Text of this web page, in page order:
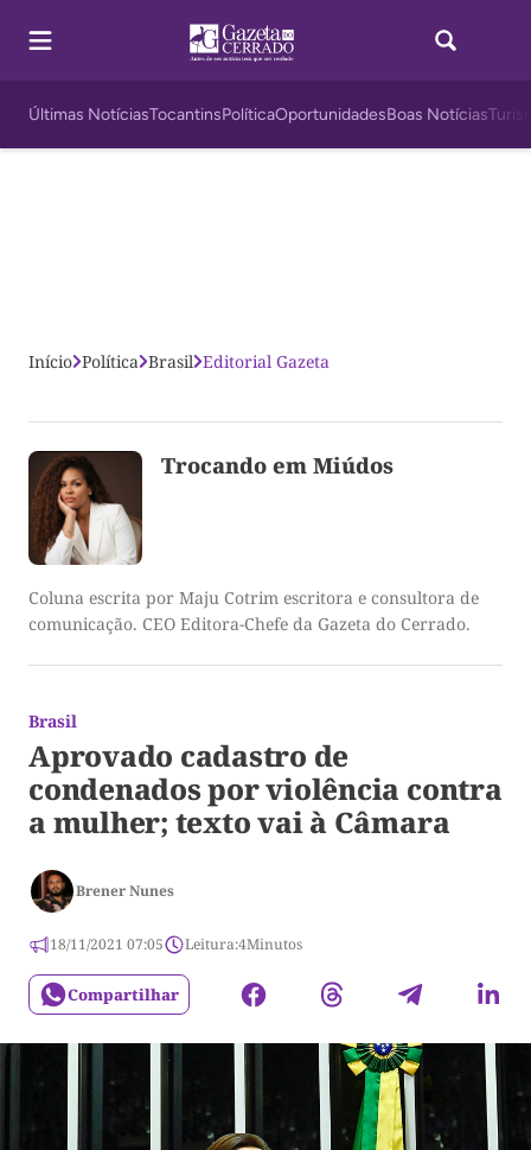
Últimas NotíciasTocantinsPolíticaOportunidadesBoas Notícias
Início Política Brasil Editorial Gazeta
Trocando em Miúdos
Coluna escrita por Maju Cotrim escritora e consultora de
comunicação. CEO Editora-Chefe da Gazeta do Cerrado.
Brasil
Aprovado cadastro de
condenados por violência contra
a mulher; texto vai à Câmara
Brener Nunes
18/11/2021 07:05 Leitura:4Minutos
Compartilhar